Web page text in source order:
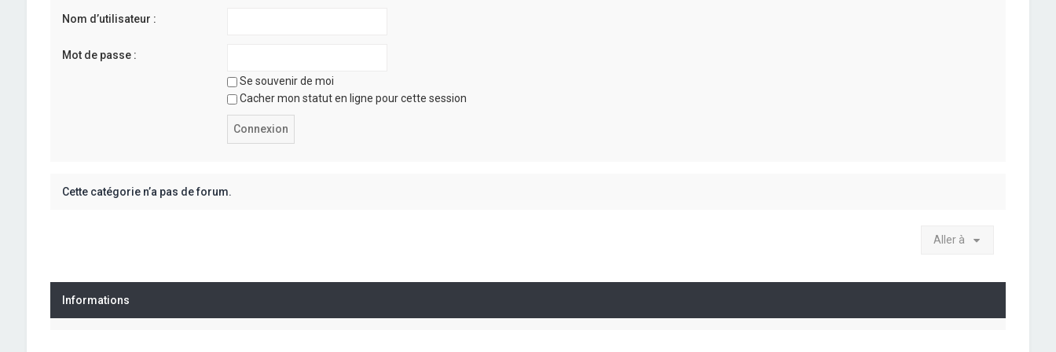
Nom d’utilisateur :
Mot de passe :
Se souvenir de moi
Cacher mon statut en ligne pour cette session
Cette catégorie n’a pas de forum.
Aller à
Informations